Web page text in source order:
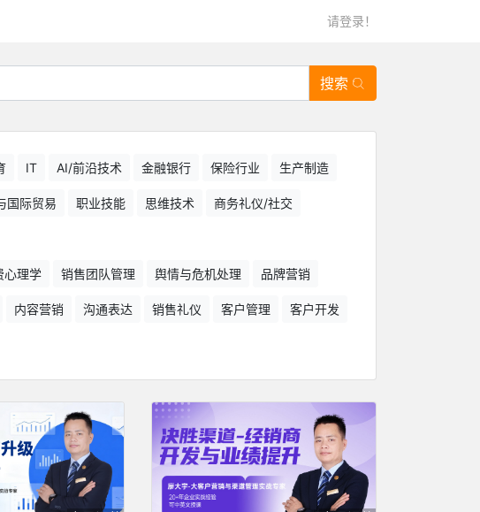
请登录！
搜索
IT AI/前沿技术 金融银行 保险行业 生产制造
国际贸易 职业技能 思维技术 商务礼仪/社交
心理学 销售团队管理 舆情与危机处理 品牌营销
内容营销 沟通表达 销售礼仪 客户管理 客户开发